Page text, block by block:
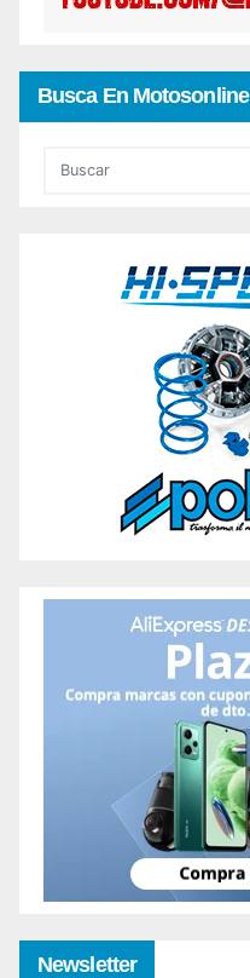
Busca En Motosonline
Newsletter